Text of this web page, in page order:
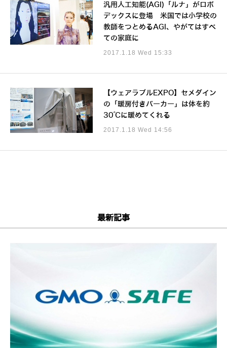
汎用人工知能(AGI)「ルナ」がロボ
デックスに登場 米国では小学校の
教師をつとめるAGI、やがてはすべ
ての家庭に
2017.1.18 Wed 15:33
【ウェアラブルEXPO】セメダイン
の「暖房付きパーカー」は体を約
30℃に暖めてくれる
2017.1.18 Wed 14:56
最新記事